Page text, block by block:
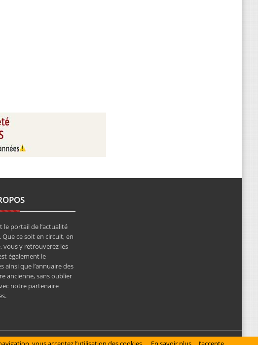
le portail de l’actualité
ce soit en circuit, en
vous y retrouverez les
également le
ainsi que l’annuaire des
ancienne, sans oublier
notre partenaire
© Copyright 2026 NewsClassicRacing, tous droits réservés